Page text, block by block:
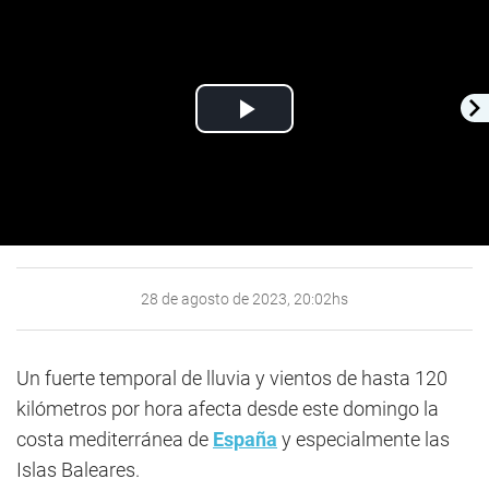
Play
28 de agosto de 2023, 20:02hs
Un fuerte temporal de lluvia y vientos de hasta 120
kilómetros por hora afecta desde este domingo la
costa mediterránea de España y especialmente las
Islas Baleares.